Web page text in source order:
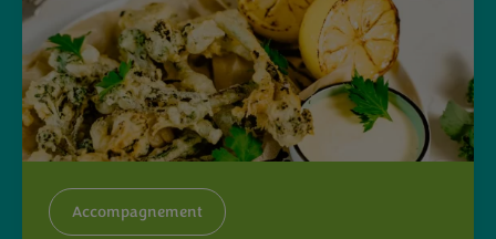
Accompagnement